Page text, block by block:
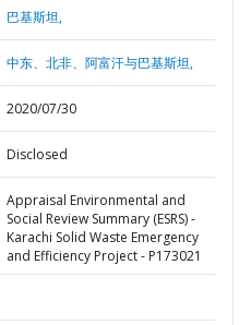
巴基斯坦,
中东、北非、阿富汗与巴基斯坦,
2020/07/30
Disclosed
Appraisal Environmental and
Social Review Summary (ESRS) -
Karachi Solid Waste Emergency
and Efficiency Project - P173021